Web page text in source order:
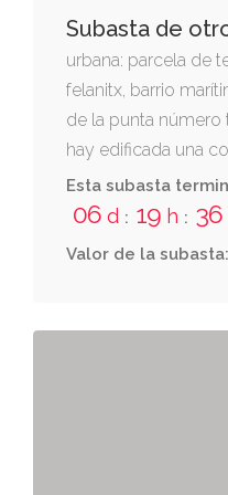
Subasta de
urbana: parcela de
felanitx, barrio
de la punta número
hay edificada una
palmos de ancho
sea sesenta y ocho
decímetros
tierras de cosme
oeste, calle de la
Esta subasta
06 d : 19 h : 36
Valor de la subasta: